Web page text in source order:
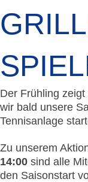
Der Frühling
wir bald unsere
Tennisanlage
Zu unserem
14:00 sind alle
den Saisonstart